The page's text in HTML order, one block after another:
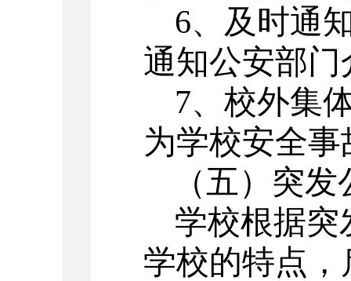
6、及时通
通知公安部门
7、校外集
为学校安全
（五）突
学校根据突
学校的特点